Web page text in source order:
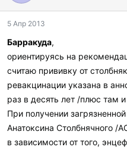
5 Апр 2013
Барракуда,
ориентируясь на
считаю прививку от
ревакцинации указана в
раз в десять лет /плюс там
При получении
Анатоксина Столбнячного /
в зависимости от того,